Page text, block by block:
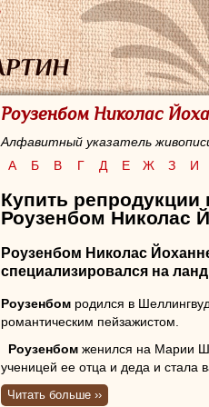
Роузенбом Николас
Алфавитный указатель
А
Б В Г Д Е Ж З И
Купить репродукции
Роузенбом Николас
Роузенбом Николас
специализировался на
Роузенбом родился в
романтическим пейзажистом.
Роузенбом женился на Марии
ученицей ее отца и деда и
совет директоров Графического
цель» (Kunst zij ons Doel). В
Читать больше ››